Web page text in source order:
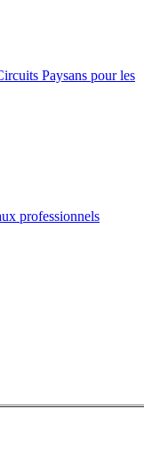
Paysans pour les
professionnels